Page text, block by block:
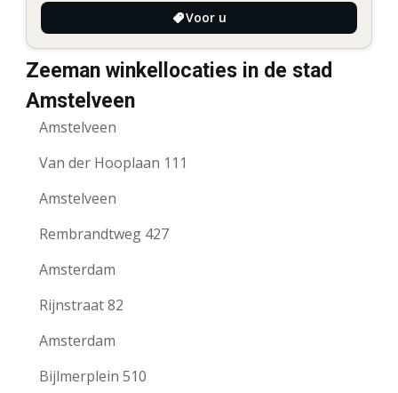
Voor u
Zeeman winkellocaties in de stad
Amstelveen
Amstelveen
Van der Hooplaan 111
Amstelveen
Rembrandtweg 427
Amsterdam
Rijnstraat 82
Amsterdam
Bijlmerplein 510